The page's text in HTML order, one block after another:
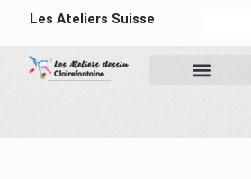
Les Ateliers Suisse